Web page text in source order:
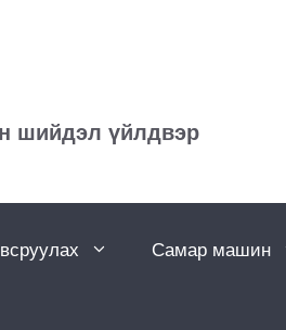
шийдэл үйлдвэр
Самар машин